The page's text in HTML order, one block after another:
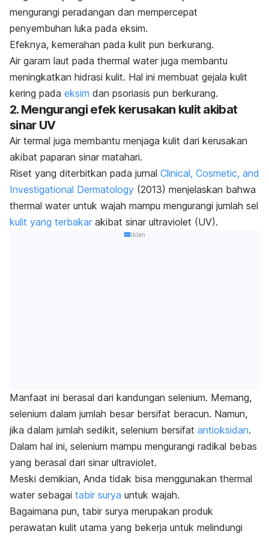
mengurangi peradangan dan mempercepat
penyembuhan luka pada eksim.
Efeknya, kemerahan pada kulit pun berkurang.
Air garam laut pada thermal water juga membantu
meningkatkan hidrasi kulit. Hal ini membuat gejala kulit
kering pada eksim dan psoriasis pun berkurang.
2. Mengurangi efek kerusakan kulit akibat
sinar UV
Air termal juga membantu menjaga kulit dari kerusakan
akibat paparan sinar matahari.
Riset yang diterbitkan pada jurnal Clinical, Cosmetic, and
Investigational Dermatology (2013) menjelaskan bahwa
thermal water untuk wajah mampu mengurangi jumlah sel
kulit yang terbakar akibat sinar ultraviolet (UV).
Iklan
Manfaat ini berasal dari kandungan selenium. Memang,
selenium dalam jumlah besar bersifat beracun. Namun,
jika dalam jumlah sedikit, selenium bersifat antioksidan.
Dalam hal ini, selenium mampu mengurangi radikal bebas
yang berasal dari sinar ultraviolet.
Meski demikian, Anda tidak bisa menggunakan thermal
water sebagai tabir surya untuk wajah.
Bagaimana pun, tabir surya merupakan produk
perawatan kulit utama yang bekerja untuk melindungi